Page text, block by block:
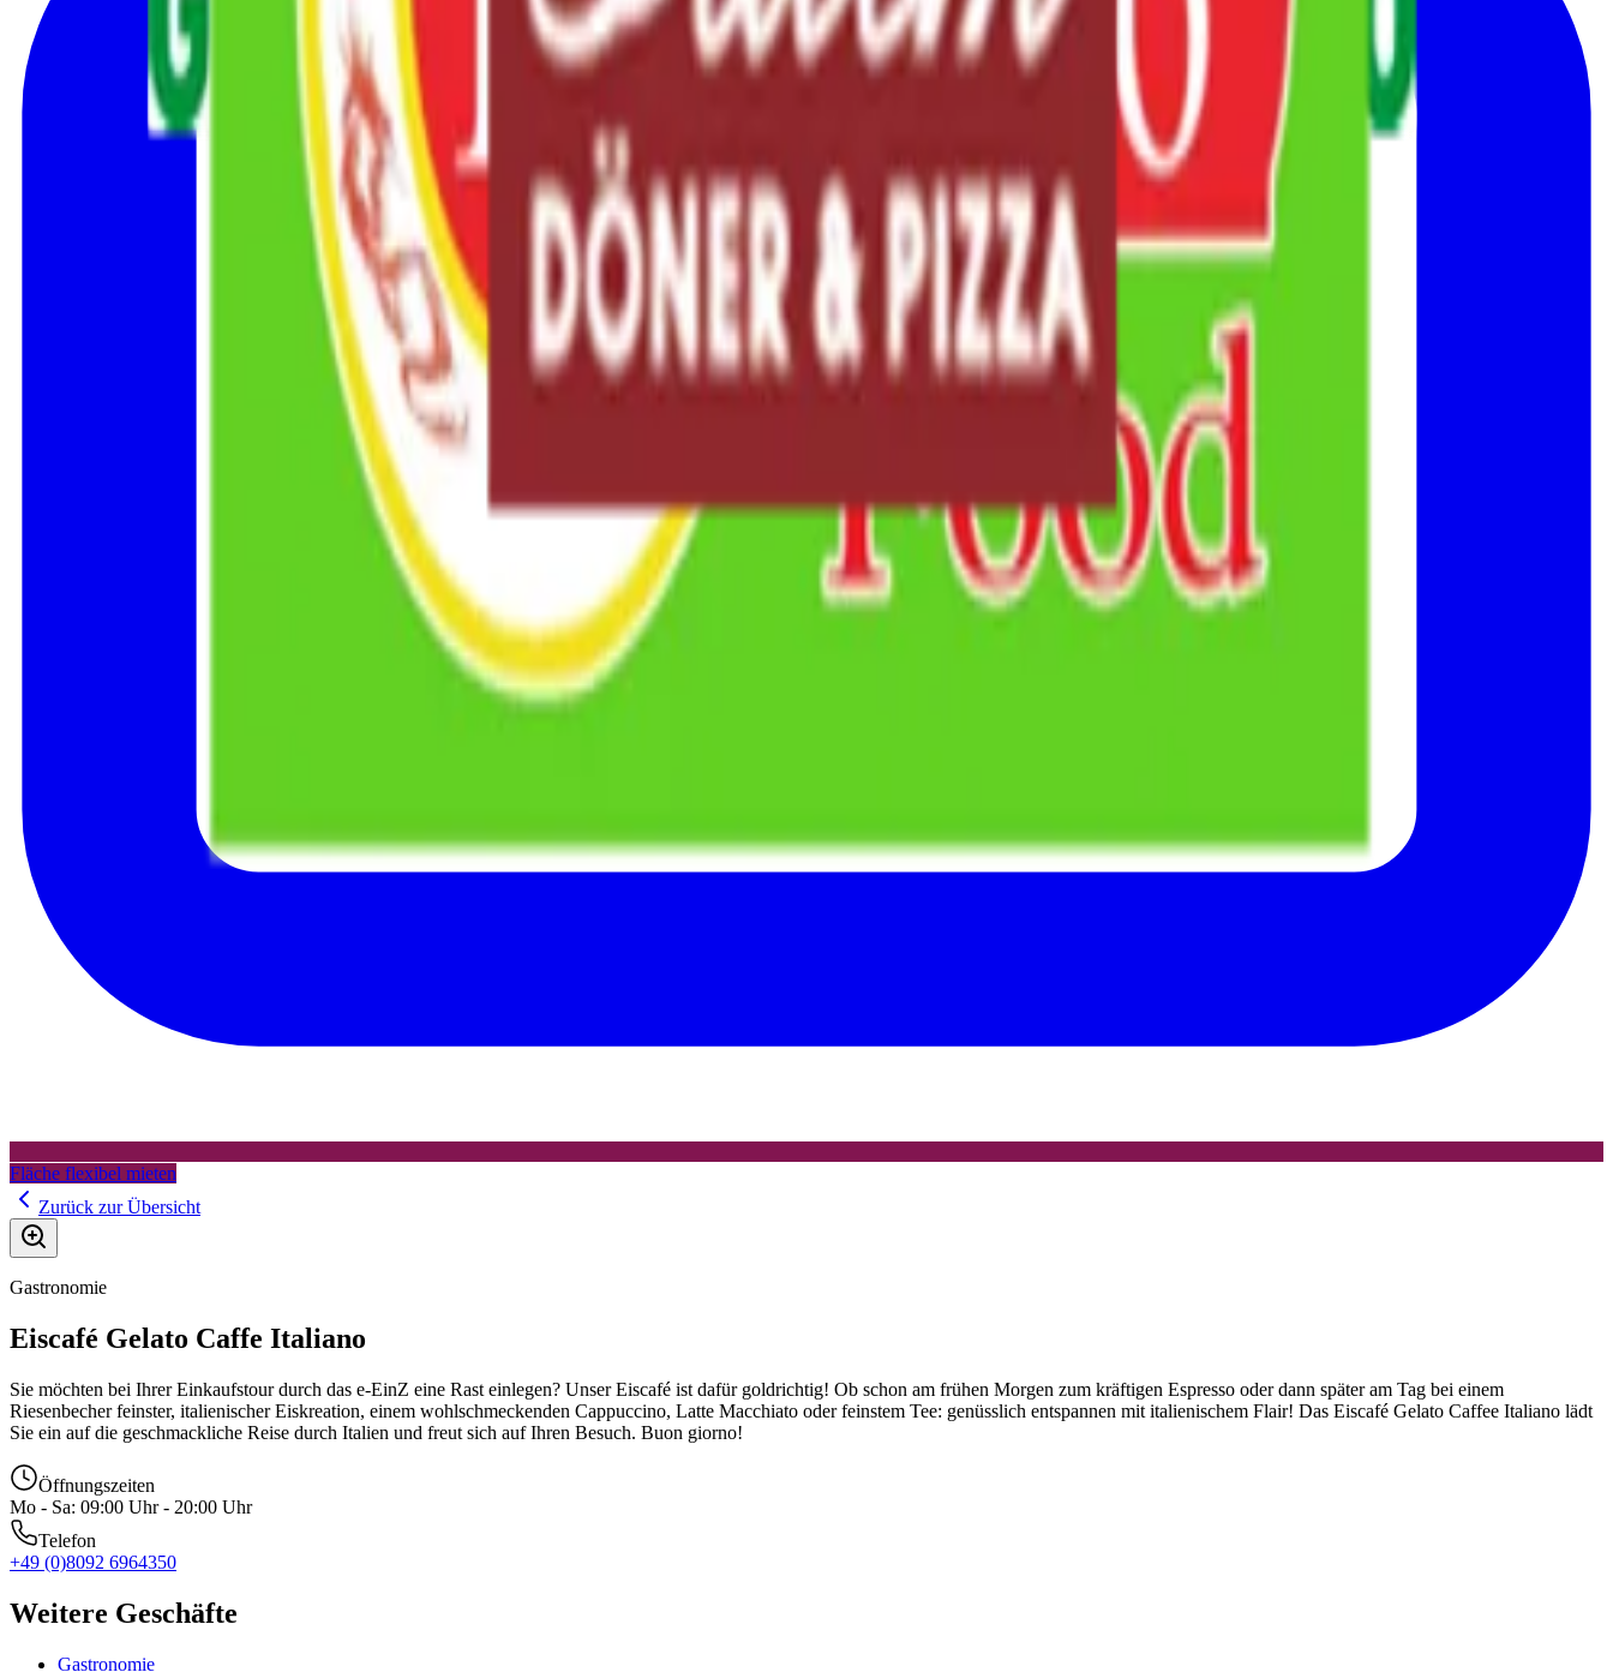
Fläche flexibel mieten
Zurück zur Übersicht
Gastronomie
Eiscafé Gelato Caffe Italiano
Sie möchten bei Ihrer Einkaufstour durch das e-EinZ eine Rast einlegen? Unser Eiscafé ist dafür goldrichtig! Ob schon am frühen Morgen zum kräftigen Espresso oder dann später am Tag bei einem
Riesenbecher feinster, italienischer Eiskreation, einem wohlschmeckenden Cappuccino, Latte Macchiato oder feinstem Tee: genüsslich entspannen mit italienischem Flair! Das Eiscafé Gelato Caffee Italiano lädt
Sie ein auf die geschmackliche Reise durch Italien und freut sich auf Ihren Besuch. Buon giorno!
Öffnungszeiten
Mo - Sa: 09:00 Uhr - 20:00 Uhr
Telefon
+49 (0)8092 6964350
Weitere Geschäfte
Gastronomie